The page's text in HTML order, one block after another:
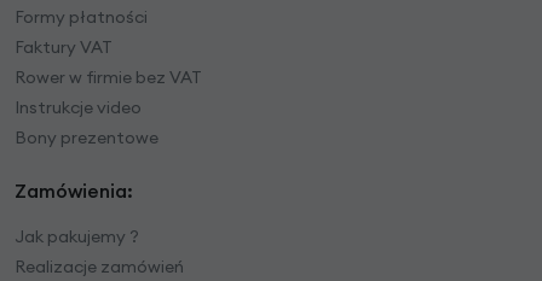
Formy płatności
Faktury VAT
Rower w firmie bez VAT
Instrukcje video
Bony prezentowe
Zamówienia:
Jak pakujemy ?
Realizacje zamówień